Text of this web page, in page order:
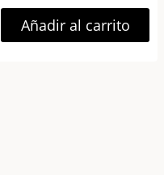
Kodak
Tarjeta
Añadir al carrito